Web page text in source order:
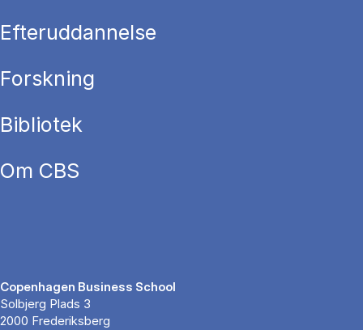
Efteruddannelse
Forskning
Bibliotek
Om CBS
Copenhagen Business School
Solbjerg Plads 3
2000 Frederiksberg